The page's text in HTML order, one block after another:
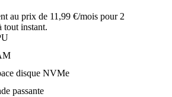
au prix de 11,99 €/mois pour 2
tout instant.
disque NVMe
passante